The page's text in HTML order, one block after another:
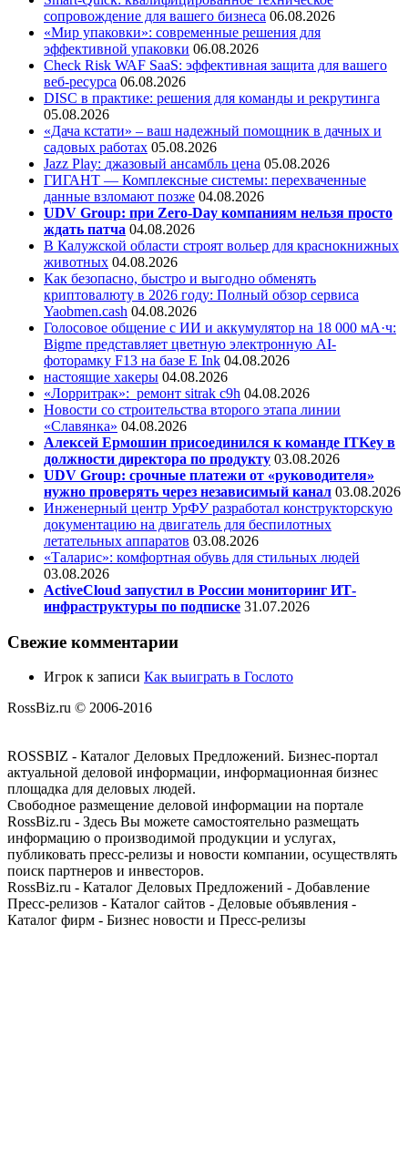
сопровождение для вашего бизнеса 06.08.2026
«Мир упаковки»: современные решения для
эффективной упаковки 06.08.2026
Check Risk WAF SaaS: эффективная защита для вашего
веб-ресурса 06.08.2026
DISC в практике: решения для команды и рекрутинга
05.08.2026
«Дача кстати» – ваш надежный помощник в дачных и
садовых работах 05.08.2026
Jazz Play: джазовый ансамбль цена 05.08.2026
ГИГАНТ — Комплексные системы: перехваченные
данные взломают позже 04.08.2026
UDV Group: при Zero-Day компаниям нельзя просто
ждать патча 04.08.2026
В Калужской области строят вольер для краснокнижных
животных 04.08.2026
Как безопасно, быстро и выгодно обменять
криптовалюту в 2026 году: Полный обзор сервиса
Yaobmen.cash 04.08.2026
Голосовое общение с ИИ и аккумулятор на 18 000 мА·ч:
Bigme представляет цветную электронную AI-
фоторамку F13 на базе E Ink 04.08.2026
настоящие хакеры 04.08.2026
«Лорритрак»: ремонт sitrak c9h 04.08.2026
Новости со строительства второго этапа линии
«Славянка» 04.08.2026
Алексей Ермошин присоединился к команде ITKey в
должности директора по продукту 03.08.2026
UDV Group: срочные платежи от «руководителя»
нужно проверять через независимый канал 03.08.2026
Инженерный центр УрФУ разработал конструкторскую
документацию на двигатель для беспилотных
летательных аппаратов 03.08.2026
«Таларис»: комфортная обувь для стильных людей
03.08.2026
ActiveCloud запустил в России мониторинг ИТ-
инфраструктуры по подписке 31.07.2026
Свежие комментарии
Игрок к записи Как выиграть в Гослото
RossBiz.ru © 2006-2016
ROSSBIZ - Каталог Деловых Предложений. Бизнес-портал
актуальной деловой информации, информационная бизнес
площадка для деловых людей.
Свободное размещение деловой информации на портале
RossBiz.ru - Здесь Вы можете самостоятельно размещать
информацию о производимой продукции и услугах,
публиковать пресс-релизы и новости компании, осуществлять
поиск партнеров и инвесторов.
RossBiz.ru - Каталог Деловых Предложений - Добавление
Пресс-релизов - Каталог сайтов - Деловые объявления -
Каталог фирм - Бизнес новости и Пресс-релизы